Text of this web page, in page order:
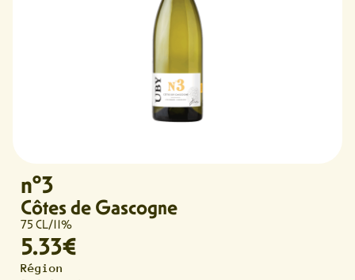
n°3
Côtes de Gascogne
75 CL/11%
5.33€
Région